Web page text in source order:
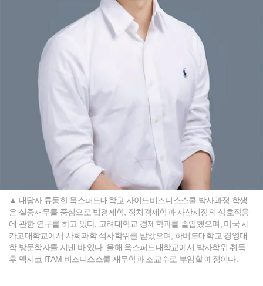
▲ 대담자 류동한 옥스퍼드대학교 사이드비즈니스스쿨 박사과정 학생
은 실증재무를 중심으로 법경제학, 정치경제학과 자산시장의 상호작용
에 관한 연구를 하고 있다. 고려대학교 경제학과를 졸업했으며, 미국 시
카고대학교에서 사회과학 석사학위를 받았으며, 하버드대학교 경영대
학 방문학자를 지낸 바 있다. 올해 옥스퍼드대학교에서 박사학위 취득
후 멕시코 ITAM 비즈니스스쿨 재무학과 조교수로 부임할 예정이다.